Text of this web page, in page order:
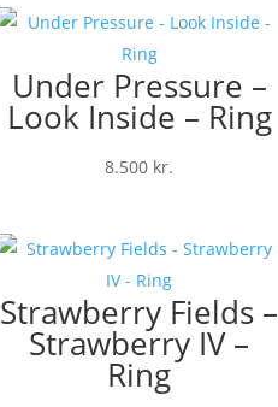
Under Pressure –
Look Inside – Ring
8.500 kr.
Strawberry Fields –
Strawberry IV –
Ring